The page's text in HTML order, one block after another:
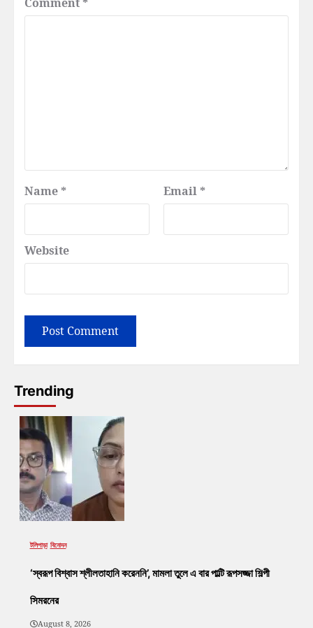
Name * Email *
Website
Trending
টলিপাড়া বিনোদন
‘স্বরূপ বিশ্বাস শ্লীলতাহানি করেননি’, মামলা তুলে এ বার পাল্টি রূপসজ্জা শিল্পী
সিমরনের
August 8, 2026